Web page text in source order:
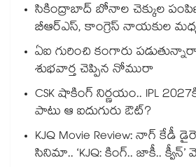
సికింద్రాబాద్ బోనాల చెక్కుల
బీఆర్ఎస్, కాంగ్రెస్ నాయకుల
ఏఐ గురించి కంగారు
శుభవార్త చెప్పిన నోమురా
CSK షాకింగ్ నిర్ణయం.. IPL
పాటు ఆ ఐదుగురు ఔట్?
KJQ Movie Review: నాగ్ కేడీ
సినిమా.. ‘KJQ: కింగ్.. జాకీ..